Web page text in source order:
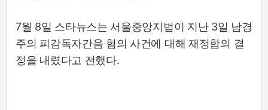
7월 8일 스타뉴스는 서울중앙지법이 지난 3일 남경
주의 피감독자간음 혐의 사건에 대해 재정합의 결
정을 내렸다고 전했다.